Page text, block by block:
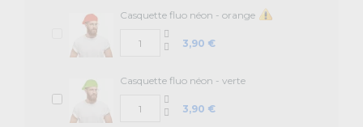
Casquette fluo néon - orange
3,90 €
Casquette fluo néon - verte
3,90 €
✨ -5% de bienvenue
Promos exclusives, nouveautés, idées créatives... Inscrivez-
vous à la newsletter et faites briller vos évènements au
meilleur prix !